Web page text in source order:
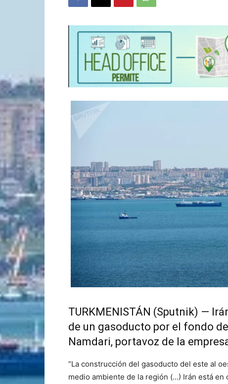
TURKMENISTÁN (Sputnik) —
de un gasoducto por el fondo
Namdari, portavoz de la
“La construcción del gasoducto del este al
medio ambiente de la región (…) Irán está en